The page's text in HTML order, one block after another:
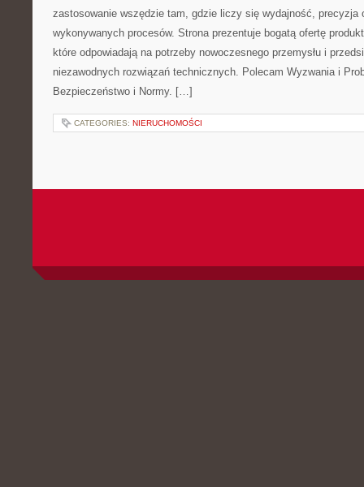
zastosowanie wszędzie tam, gdzie liczy się wydajność, precyzja
wykonywanych procesów. Strona prezentuje bogatą ofertę
które odpowiadają na potrzeby nowoczesnego przemysłu i
niezawodnych rozwiązań technicznych. Polecam Wyzwania i
Bezpieczeństwo i Normy. […]
CATEGORIES: NIERUCHOMOŚCI